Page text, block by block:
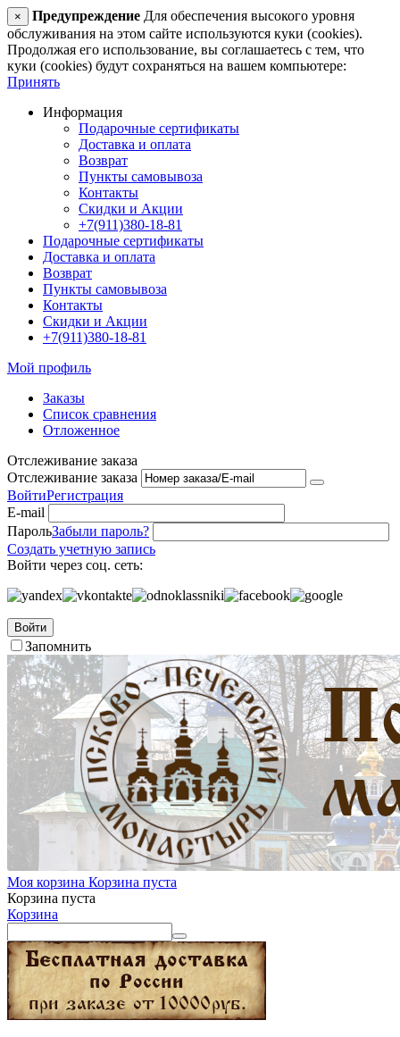
× Предупреждение Для обеспечения высокого уровня
обслуживания на этом сайте используются куки (cookies).
Продолжая его использование, вы соглашаетесь с тем, что
куки (cookies) будут сохраняться на вашем компьютере:
Принять
Информация
Подарочные сертификаты
Доставка и оплата
Возврат
Пункты самовывоза
Контакты
Скидки и Акции
+7(911)380-18-81
Подарочные сертификаты
Доставка и оплата
Возврат
Пункты самовывоза
Контакты
Скидки и Акции
+7(911)380-18-81
Мой профиль
Заказы
Список сравнения
Отложенное
Отслеживание заказа
Отслеживание заказа
ВойтиРегистрация
E-mail
ПарольЗабыли пароль?
Создать учетную запись
Войти через соц. сеть:
Войти
Запомнить
Моя корзина Корзина пуста
Корзина пуста
Корзина